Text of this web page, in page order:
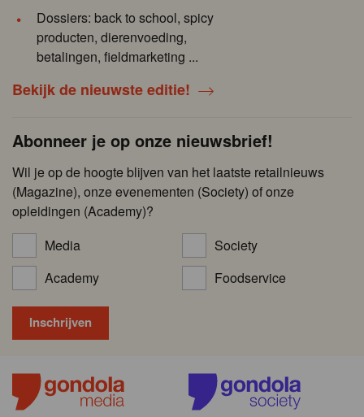
Dossiers: back to school, spicy
producten, dierenvoeding,
betalingen, fieldmarketing ...
Bekijk de nieuwste editie!
Abonneer je op onze nieuwsbrief!
Wil je op de hoogte blijven van het laatste retailnieuws
(Magazine), onze evenementen (Society) of onze
opleidingen (Academy)?
Media
Society
Academy
Foodservice